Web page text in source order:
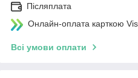
Післяплата
Онлайн-оплата карткою
Всі умови оплати